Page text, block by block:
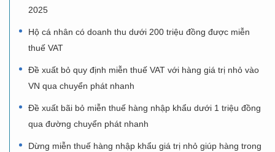
2025
Hộ cá nhân có doanh thu dưới 200 triệu đồng được miễn
thuế VAT
Đề xuất bỏ quy định miễn thuế VAT với hàng giá trị nhỏ vào
VN qua chuyển phát nhanh
Đề xuất bãi bỏ miễn thuế hàng nhập khẩu dưới 1 triệu đồng
qua đường chuyển phát nhanh
Dừng miễn thuế hàng nhập khẩu giá trị nhỏ giúp hàng trong